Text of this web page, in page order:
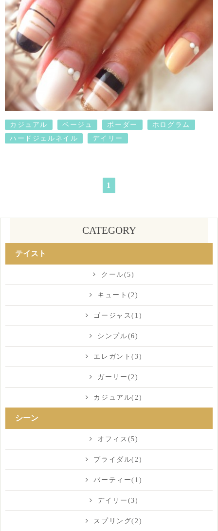
カジュアル ベージュ ボーダー
ホログラム
ハードジェルネイル
デイリー
1
CATEGORY
テイスト
クール(5)
キュート(2)
ゴージャス(1)
シンプル(6)
エレガント(3)
ガーリー(2)
カジュアル(2)
シーン
オフィス(5)
ブライダル(2)
パーティー(1)
デイリー(3)
スプリング(2)